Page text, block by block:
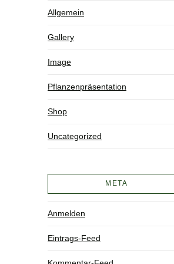
Allgemein
Gallery
Image
Pflanzenpräsentation
Shop
Uncategorized
META
Anmelden
Eintrags-Feed